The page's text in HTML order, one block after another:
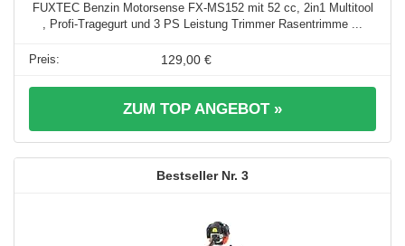
FUXTEC Benzin Motorsense FX-MS152 mit 52 cc, 2in1 Multitool
, Profi-Tragegurt und 3 PS Leistung Trimmer Rasentrimme ...
129,00 €
ZUM TOP ANGEBOT »
3